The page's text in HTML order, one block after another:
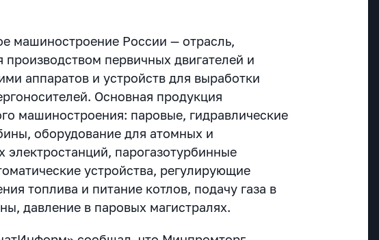
машиностроение России — отрасль,
первичных двигателей и
аппаратов и устройств для выработки
Основная продукция
машиностроения: паровые, гидравлические
оборудование для атомных и
электростанций, парогазотурбинные
устройства, регулирующие
топлива и питание котлов, подачу газа в
давление в паровых магистралях.